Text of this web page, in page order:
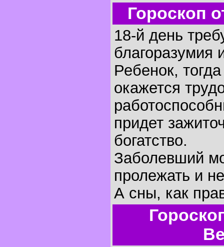
Гороскоп
18-й день
благоразумия
Ребенок,
окажется
придет
богатство.
Заболевший
пролежать и
А сны, как